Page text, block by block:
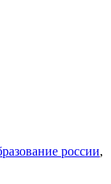
россии,